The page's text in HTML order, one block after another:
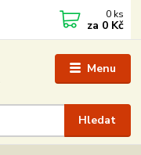
Menu
Hledat
0 ks
za 0 Kč